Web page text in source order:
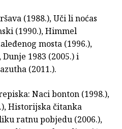
(1988.), Uči li noćas
(1990.), Himmel
mosta (1996.),
1983 (2005.) i
(2011.).
Naci bonton (1998.),
Historijska čitanka
ratnu pobjedu (2006.),